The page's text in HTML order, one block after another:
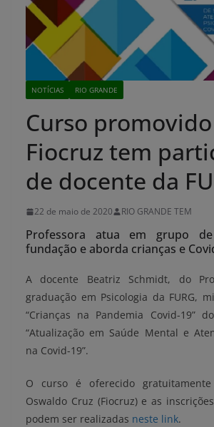
NOTÍCIAS RIO GRANDE
Curso
Fiocruz tem
de docente da
22 de maio de 2020 RIO GRANDE TEM
Professora atua em grupo
fundação e aborda crianças e
A docente Beatriz Schmidt, do
graduação em Psicologia da FURG,
“Crianças na Pandemia Covid-19”
“Atualização em Saúde Mental e
na Covid-19”.
O curso é oferecido
Oswaldo Cruz (Fiocruz) e as
podem ser realizadas neste link.